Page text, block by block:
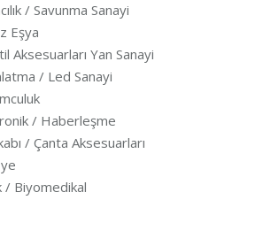
/ Savunma Sanayi
Eşya
Aksesuarları Yan Sanayi
/ Led Sanayi
/ Haberleşme
/ Çanta Aksesuarları
/ Biyomedikal